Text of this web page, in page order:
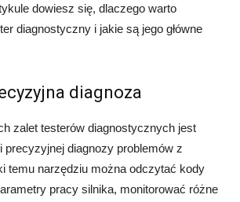
dowiesz się, dlaczego warto
diagnostyczny i jakie są jego główne
diagnoza
zalet testerów diagnostycznych jest
precyzyjnej diagnozy problemów z
temu narzędziu można odczytać kody
pracy silnika, monitorować różne